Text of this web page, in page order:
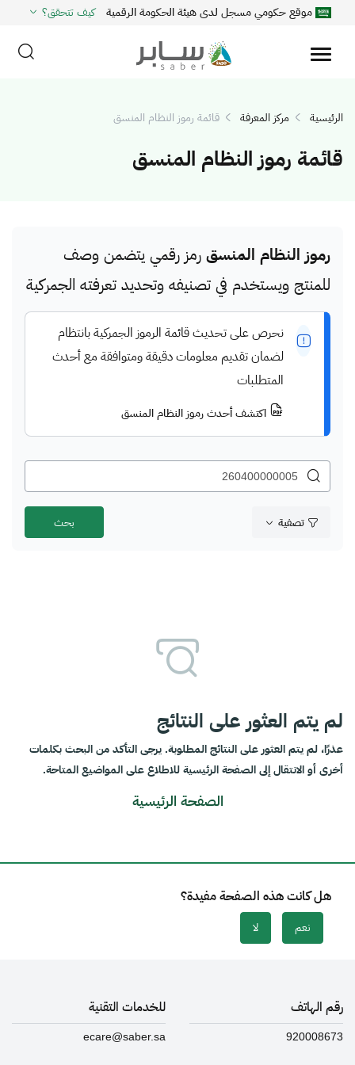
موقع حكومي مسجل لدى هيئة الحكومة الرقمية كيف تتحقق؟
الرئيسية مركز المعرفة قائمة رموز النظام المنسق
قائمة رموز النظام المنسق
رموز النظام المنسق رمز رقمي يتضمن وصف
للمنتج ويستخدم في تصنيفه وتحديد تعرفته الجمركية
نحرص على تحديث قائمة الرموز الجمركية بانتظام
لضمان تقديم معلومات دقيقة ومتوافقة مع أحدث
المتطلبات
اكتشف أحدث رموز النظام المنسق
تصفية
لم يتم العثور على النتائج
عذرًا، لم يتم العثور على النتائج المطلوبة. يرجى التأكد من البحث بكلمات
أخرى أو الانتقال إلى الصفحة الرئيسية للاطلاع على المواضيع المتاحة.
الصفحة الرئيسية
هل كانت هذه الصفحة مفيدة؟
نعم لا
رقم الهاتف
920008673
للخدمات التقنية
ecare@saber.sa